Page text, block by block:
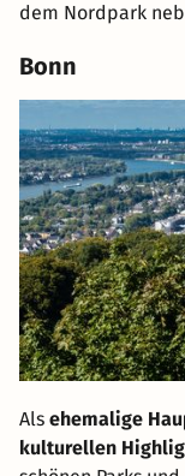
dem Nordpark
Bonn
Als ehemalige
kulturellen